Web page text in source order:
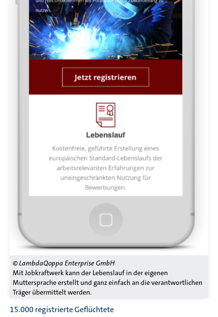
© LambdaQoppa Enterprise GmbH
Mit Jobkraftwerk kann der Lebenslauf in der eigenen
Muttersprache erstellt und ganz einfach an die verantwortlichen
Träger übermittelt werden.
15.000 registrierte Geflüchtete